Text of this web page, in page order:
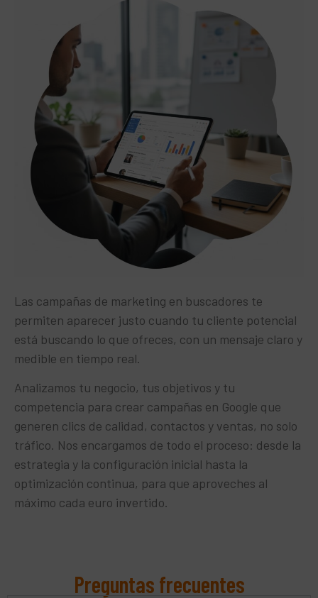
Las campañas de marketing en buscadores te
permiten aparecer justo cuando tu cliente potencial
está buscando lo que ofreces, con un mensaje claro y
medible en tiempo real.
Analizamos tu negocio, tus objetivos y tu
competencia para crear campañas en Google que
generen clics de calidad, contactos y ventas, no solo
tráfico. Nos encargamos de todo el proceso: desde la
estrategia y la configuración inicial hasta la
optimización continua, para que aproveches al
máximo cada euro invertido.
Preguntas frecuentes